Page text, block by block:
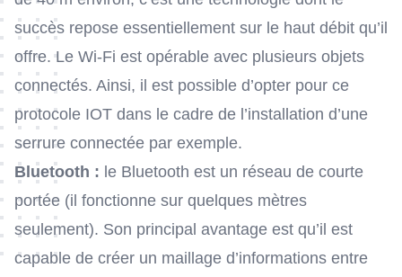
succès repose essentiellement sur le haut débit qu’il
offre. Le Wi-Fi est opérable avec plusieurs objets
connectés. Ainsi, il est possible d’opter pour ce
protocole IOT dans le cadre de l’installation d’une
serrure connectée par exemple.
Bluetooth : le Bluetooth est un réseau de courte
portée (il fonctionne sur quelques mètres
seulement). Son principal avantage est qu’il est
capable de créer un maillage d’informations entre